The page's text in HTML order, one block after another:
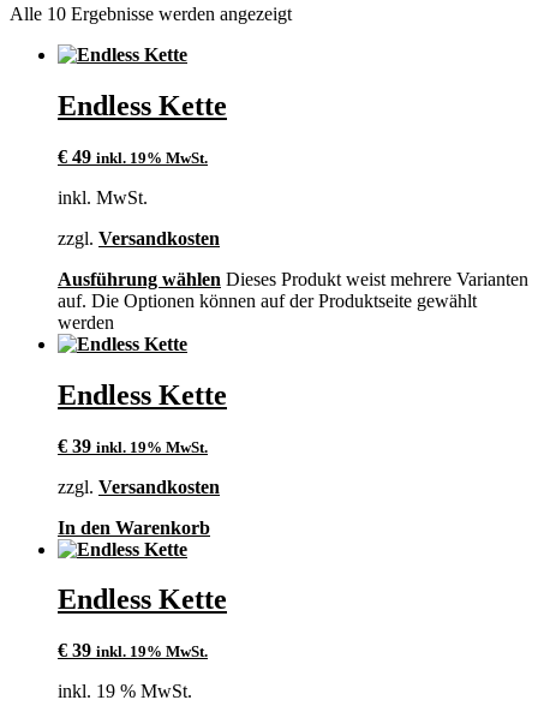
Alle 10 Ergebnisse werden angezeigt
Endless Kette
€ 49 inkl. 19% MwSt.
inkl. MwSt.
zzgl. Versandkosten
Ausführung wählen Dieses Produkt weist mehrere Varianten
auf. Die Optionen können auf der Produktseite gewählt
werden
Endless Kette
€ 39 inkl. 19% MwSt.
zzgl. Versandkosten
In den Warenkorb
Endless Kette
€ 39 inkl. 19% MwSt.
inkl. 19 % MwSt.